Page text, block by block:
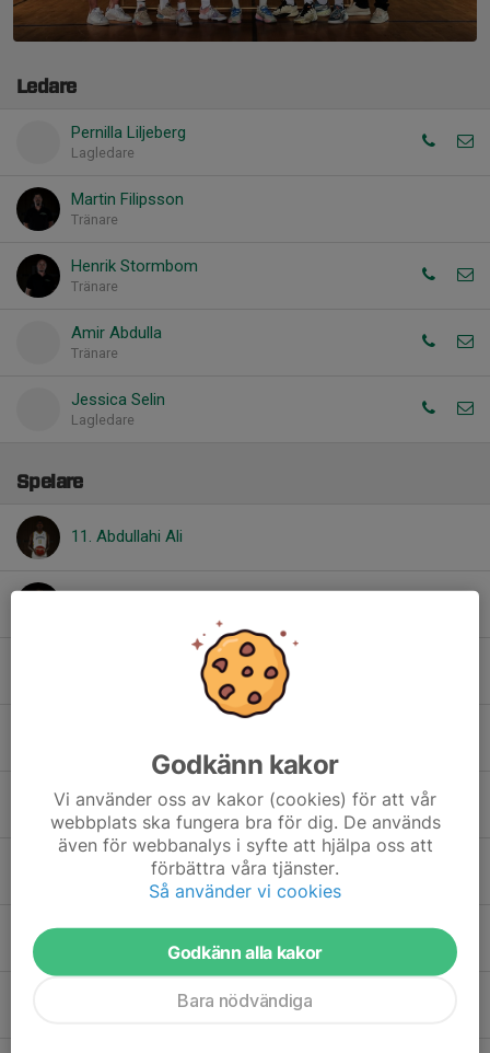
Ledare
Pernilla Liljeberg
Lagledare
Martin Filipsson
Tränare
Henrik Stormbom
Tränare
Amir Abdulla
Tränare
Jessica Selin
Lagledare
Spelare
11. Abdullahi Ali
5. Elis Selin
50. Erik Bitvai
Hugo Lundgren
Godkänn kakor
Vi använder oss av kakor (cookies) för att vår
webbplats ska fungera bra för dig. De används
även för webbanalys i syfte att hjälpa oss att
förbättra våra tjänster.
Så använder vi cookies
Godkänn alla kakor
Bara nödvändiga